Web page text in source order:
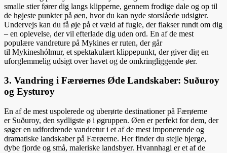
smalle stier fører dig langs klipperne, gennem frodige dale og op til
de højeste punkter på øen, hvor du kan nyde storslåede udsigter.
Undervejs kan du få øje på et væld af fugle, der flakser rundt om dig
– en oplevelse, der vil efterlade dig uden ord. En af de mest
populære vandreture på Mykines er ruten, der går
til Mykineshólmur, et spektakulært klippepunkt, der giver dig en
uforglemmelig udsigt over havet og de omkringliggende øer.
3. Vandring i Færøernes Øde Landskaber: Suðuroy
og Eysturoy
En af de mest uspolerede og uberørte destinationer på Færøerne
er Suðuroy, den sydligste ø i øgruppen. Øen er perfekt for dem, der
søger en udfordrende vandretur i et af de mest imponerende og
dramatiske landskaber på Færøerne. Her finder du stejle bjerge,
dybe fjorde og små, maleriske landsbyer. Hvannhagi er et af de